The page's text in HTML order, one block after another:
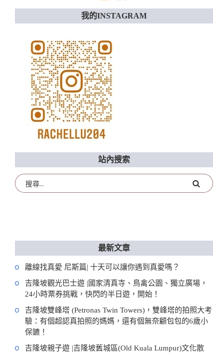
我的INSTAGRAM
站內搜索
最新文章
離線找真愛 尼斯篇| 十天可以讓你遇到真愛嗎？
吉隆坡觀光巴士遊 |國家清真寺、鳥禽公園、獨立廣場，
24小時票券挑戰，快閃的半日遊，開始！
吉隆坡雙峰塔 (Petronas Twin Towers)，雙峰塔的拍照大考
驗：有個超認真拍照的媽媽，還有個無奈顧包包的6歲小
保鑣！
吉隆坡親子遊 |吉隆坡舊城區(Old Kuala Lumpur)文化散